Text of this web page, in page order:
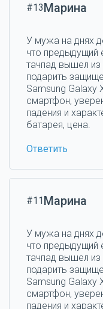
#13Марина
У мужа на днях
что предыдущий
тачпад вышел
подарить
Samsung Galaxy
смартфон,
падения и
батарея, цена.
Ответить
#11Марина
У мужа на днях
что предыдущий
тачпад вышел
подарить
Samsung Galaxy
смартфон,
падения и